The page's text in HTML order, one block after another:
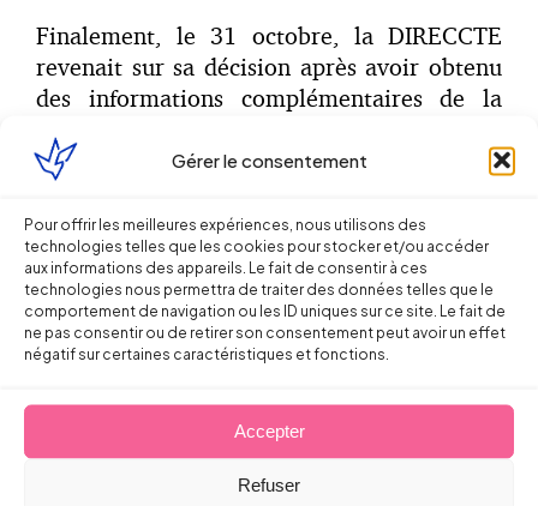
Gérer le consentement
Pour offrir les meilleures expériences, nous utilisons des
technologies telles que les cookies pour stocker et/ou accéder
aux informations des appareils. Le fait de consentir à ces
technologies nous permettra de traiter des données telles que le
comportement de navigation ou les ID uniques sur ce site. Le fait de
ne pas consentir ou de retirer son consentement peut avoir un effet
négatif sur certaines caractéristiques et fonctions.
Accepter
Refuser
Finalement, le 31 octobre, la DIRECCTE
revenait sur sa décision après avoir obtenu
des informations complémentaires de la
part de l’employeur, et accordait
l’homologation.
Le salarié a alors saisi le Conseil de
prud’hommes pour remettre en cause cette
rupture et solliciter des dommages et
intérêts.
Selon la Cour de cassation, la rupture
décision de refus d’homologation d’une
convention de rupture conclue en
application des dispositions des articles L